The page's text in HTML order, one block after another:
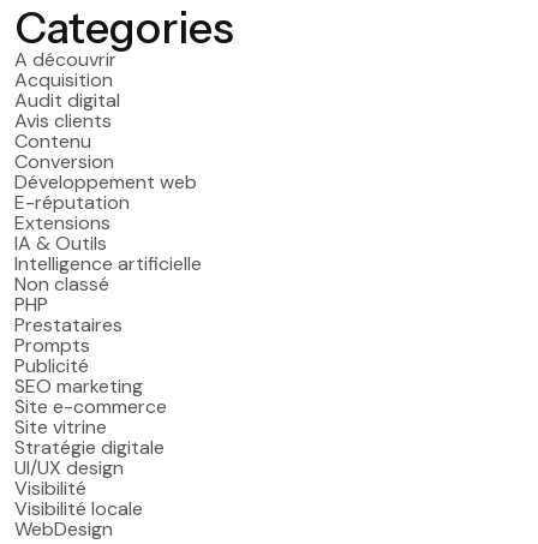
Categories
A découvrir
Acquisition
Audit digital
Avis clients
Contenu
Conversion
Développement web
E-réputation
Extensions
IA & Outils
Intelligence artificielle
Non classé
PHP
Prestataires
Prompts
Publicité
SEO marketing
Site e-commerce
Site vitrine
Stratégie digitale
UI/UX design
Visibilité
Visibilité locale
WebDesign